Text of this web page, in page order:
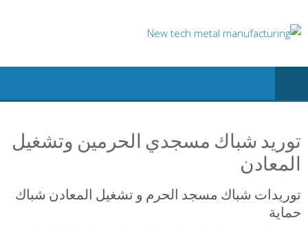
to
توريد شباك مسجدي الحرمين وتشغيل
المعادن
توريدات شباك مسجد الحرم و تشغيل المعادن شباك
حماية